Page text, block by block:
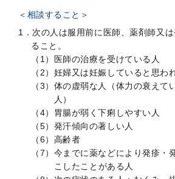
当製品は使用上の注意をよく読ん
さい。
＜相談すること＞
1．次の人は服用前に医師、薬剤師又
ること。
（1）医師の治療を受けている人
（2）妊婦又は妊娠していると思わ
（3）体の虚弱な人（体力の衰えて
人）
（4）胃腸が弱く下痢しやすい人
（5）発汗傾向の著しい人
（6）高齢者
（7）今までに薬などにより発疹・
こしたことがある人